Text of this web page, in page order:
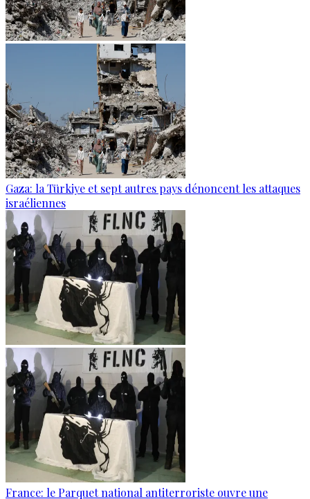
Gaza: la Türkiye et sept autres pays dénoncent les attaques
israéliennes
France: le Parquet national antiterroriste ouvre une